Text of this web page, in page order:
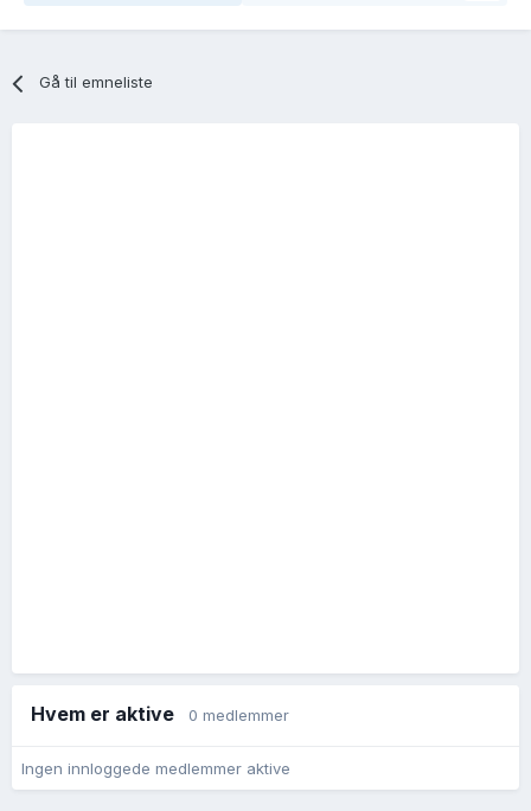
Gå til emneliste
Hvem er aktive 0 medlemmer
Ingen innloggede medlemmer aktive